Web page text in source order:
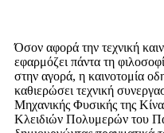
Όσον αφορά την τεχνική
εφαρμόζει πάντα τη
στην αγορά, η καινοτομία
καθιερώσει τεχνική
Μηχανικής Φυσικής της
Κλειδιών Πολυμερών του